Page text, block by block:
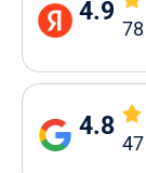
4.9
78
4.8
47